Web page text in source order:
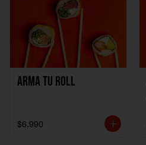
Arma Tu Roll
$6.990